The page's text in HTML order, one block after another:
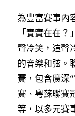
為豐富賽事內
「實實在在
聲冷笑，這聲
的音樂和弦。
賽，包含廣深
賽、粵蘇聯賽
等，以多元賽